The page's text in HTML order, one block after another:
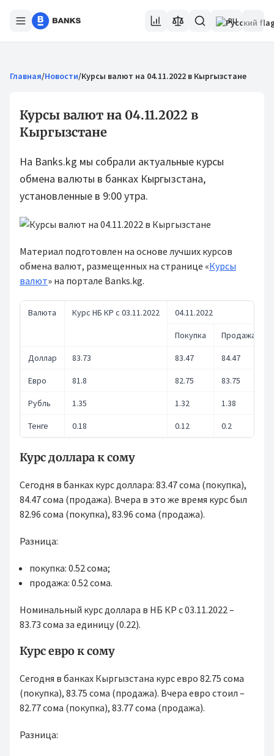
RU
Главная/Новости/Курсы валют на 04.11.2022 в Кыргызстане
Курсы валют на 04.11.2022 в
Кыргызстане
На Banks.kg мы собрали актуальные курсы
обмена валюты в банках Кыргызстана,
установленные в 9:00 утра.
Материал подготовлен на основе лучших курсов
обмена валют, размещенных на странице «Курсы
валют» на портале Banks.kg.
Валюта Курс НБ КР с 03.11.2022 04.11.2022
Покупка Продажа
Доллар 83.73 83.47 84.47
Евро 81.8 82.75 83.75
Рубль 1.35 1.32 1.38
Тенге 0.18 0.12 0.2
Курс доллара к сому
Сегодня в банках курс доллара: 83.47 сома (покупка),
84.47 сома (продажа). Вчера в это же время курс был
82.96 сома (покупка), 83.96 сома (продажа).
Разница:
покупка: 0.52 сома;
продажа: 0.52 сома.
Номинальный курс доллара в НБ КР с 03.11.2022 –
83.73 сома за единицу (0.22).
Курс евро к сому
Сегодня в банках Кыргызстана курс евро 82.75 сома
(покупка), 83.75 сома (продажа). Вчера евро стоил –
82.77 сома (покупка), 83.77 сома (продажа).
Разница: